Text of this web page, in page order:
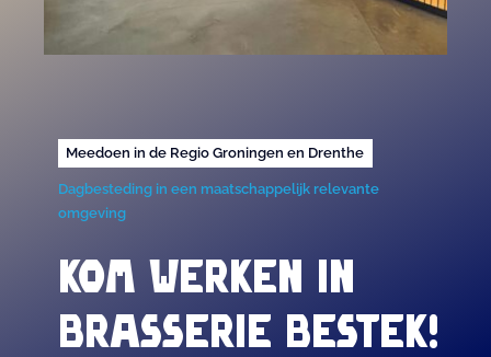
Meedoen in de Regio Groningen en Drenthe
Dagbesteding in een maatschappelijk relevante
omgeving
Kom werken in
Brasserie Bestek!